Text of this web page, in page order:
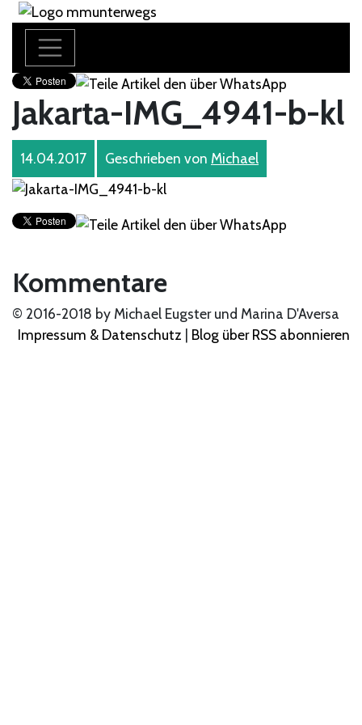
Jakarta-IMG_4941-b-kl
14.04.2017 Geschrieben von Michael
Kommentare
© 2016-2018 by Michael Eugster und Marina D'Aversa
Impressum & Datenschutz | Blog über RSS abonnieren